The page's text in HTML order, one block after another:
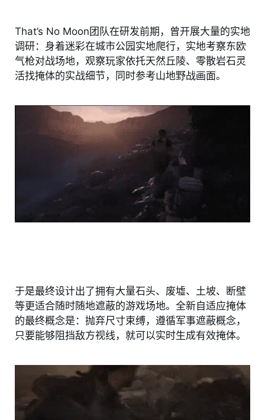
That’s No Moon团队在研发前期，曾开展大量的实地
调研：身着迷彩在城市公园实地爬行，实地考察东欧
气枪对战场地，观察玩家依托天然丘陵、零散岩石灵
活找掩体的实战细节，同时参考山地野战画面。
于是最终设计出了拥有大量石头、废墟、土坡、断壁
等更适合随时随地遮蔽的游戏场地。全新自适应掩体
的最终概念是：抛弃尺寸束缚，遵循军事遮蔽概念，
只要能够阻挡敌方视线，就可以实时生成有效掩体。